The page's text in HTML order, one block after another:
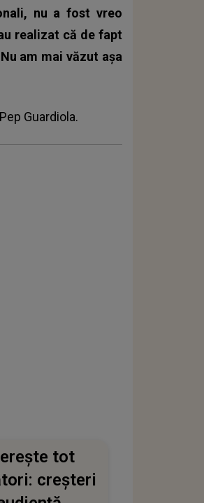
nu a fost vreo
realizat că de fapt
am mai văzut așa
Guardiola.
tot
creșteri